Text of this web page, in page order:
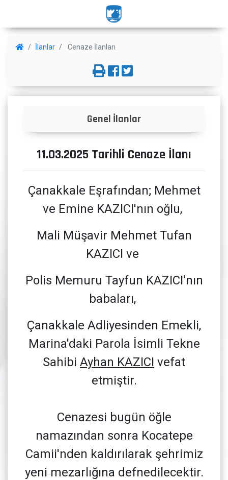
İlanlar Cenaze İlanları
Genel İlanlar
11.03.2025 Tarihli Cenaze İlanı
Çanakkale Eşrafından; Mehmet
ve Emine KAZICI'nın oğlu,
Mali Müşavir Mehmet Tufan
KAZICI ve
Polis Memuru Tayfun KAZICI'nın
babaları,
Çanakkale Adliyesinden Emekli,
Marina'daki Parola İsimli Tekne
Sahibi Ayhan KAZICI vefat
etmiştir.
Cenazesi bugün öğle
namazından sonra Kocatepe
Camii'nden kaldırılarak şehrimiz
yeni mezarlığına defnedilecektir.